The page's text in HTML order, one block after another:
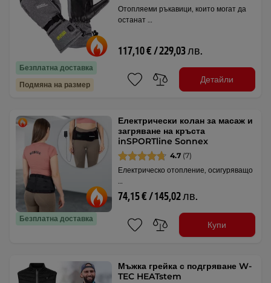
Безплатна доставка
Подмяна на размер
Отопляеми ръкавици, които могат да
останат …
117,10 € / 229,03 лв.
Детайли
Безплатна доставка
Електрически колан за масаж и
загряване на кръста
inSPORTline Sonnex
4.7 (7)
Електрическо отопление, осигуряващо
…
74,15 € / 145,02 лв.
Купи
Мъжка грейка с подгряване W-
TEC HEATstem